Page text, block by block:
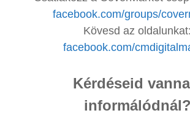
facebook.com/groups/
Kövesd az oldalunkat:
facebook.com/
Kérdéseid
informálódnál?